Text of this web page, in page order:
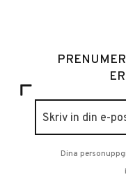
Dina